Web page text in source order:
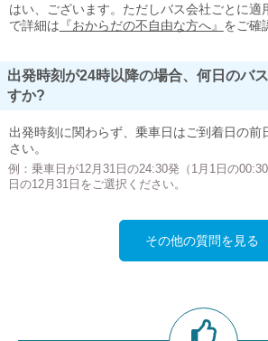
はい、ございます。ただしバス会社ごとに適
で詳細は 『おからだの不自由な方へ』 をご確
出発時刻が24時以降の場合、何日のバ
すか?
出発時刻に関わらず、乗車日はご到着日の前
さい。
例：乗車日が12月31日の24:30発（1月1日の
日の12月31日をご選択ください。
その他の質問を見る